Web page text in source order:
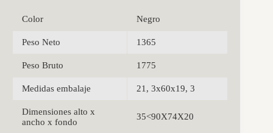
Color Negro
Peso Neto 1365
Peso Bruto 1775
Medidas embalaje 21, 3x60x19, 3
Dimensiones alto x
ancho x fondo
35<90X74X20